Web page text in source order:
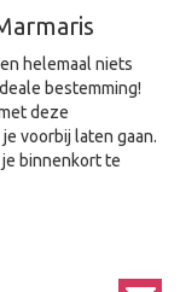
helemaal niets
bestemming!
deze
voorbij laten gaan.
binnenkort te